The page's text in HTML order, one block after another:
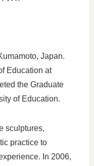
Japan.
Education at
the Graduate
of Education.
sculptures,
practice to
In 2006,